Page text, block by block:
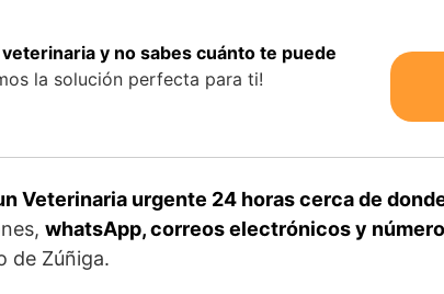
y no sabes cuánto te puede
la solución perfecta para ti!
Veterinaria urgente 24 horas cerca de
whatsApp, correos electrónicos y
de Zúñiga.